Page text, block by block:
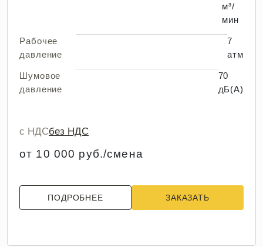
м³/
мин
Рабочее
давление
7
атм
Шумовое
давление
70
дБ(А)
с НДСбез НДС
от 10 000 руб./смена
ПОДРОБНЕЕ ЗАКАЗАТЬ